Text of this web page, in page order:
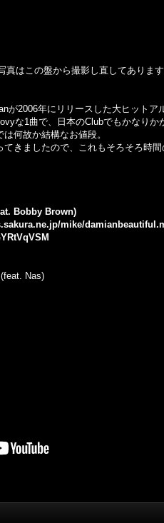
はこの盤から撮影し直してありま
が2006年にリリースした大ヒット
な1曲で、日本のClubでもかなりか
何故か結構なお値段。
てきましたので、これもそろそろ時
Bobby Brown)
mike/
Nas)